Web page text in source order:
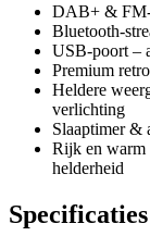
DAB+ & FM-
Bluetooth-
USB-poort –
Premium
Heldere
verlichting
Slaaptimer &
Rijk en warm
helderheid
Specificaties